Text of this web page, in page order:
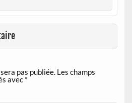
pas publiée. Les champs
avec *